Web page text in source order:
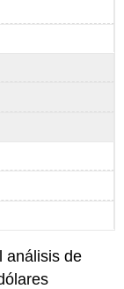
análisis de